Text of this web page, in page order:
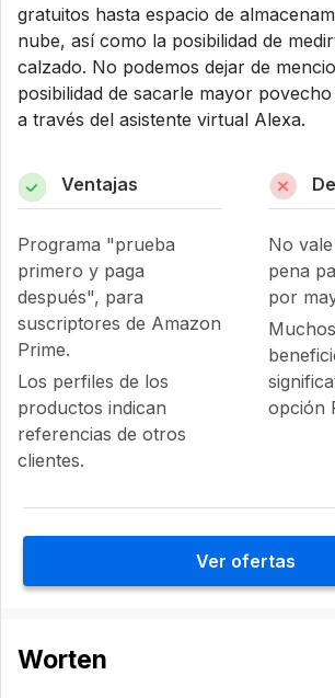
gratuitos hasta espacio de
nube, así como la posibilidad de
calzado. No podemos dejar de
posibilidad de sacarle mayor
a través del asistente virtual Alexa.
Ventajas
Programa "prueba
primero y paga
después", para
suscriptores de Amazon
Prime.
Los perfiles de los
productos indican
referencias de otros
clientes.
No
pena
por
opción
Ver ofertas
Worten